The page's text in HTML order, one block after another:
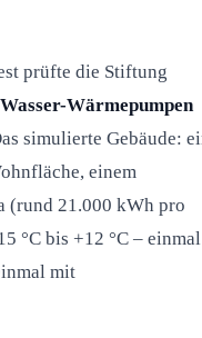
prüfte die Stiftung
Wärmepumpen
simulierte Gebäude:
einem
(rund 21.000 kWh pro
°C bis +12 °C – einmal
mit